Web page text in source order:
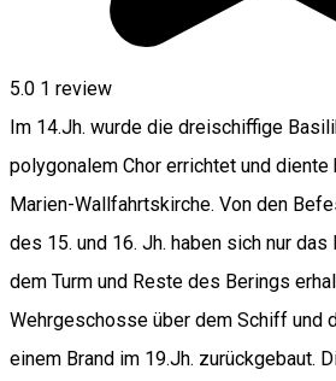
5.0 1 review
Im 14.Jh. wurde die dreischiffige
polygonalem Chor errichtet und
Marien-Wallfahrtskirche. Von den
des 15. und 16. Jh. haben sich nur
dem Turm und Reste des Berings
Wehrgeschosse über dem Schiff und
einem Brand im 19.Jh. zurückgebaut.